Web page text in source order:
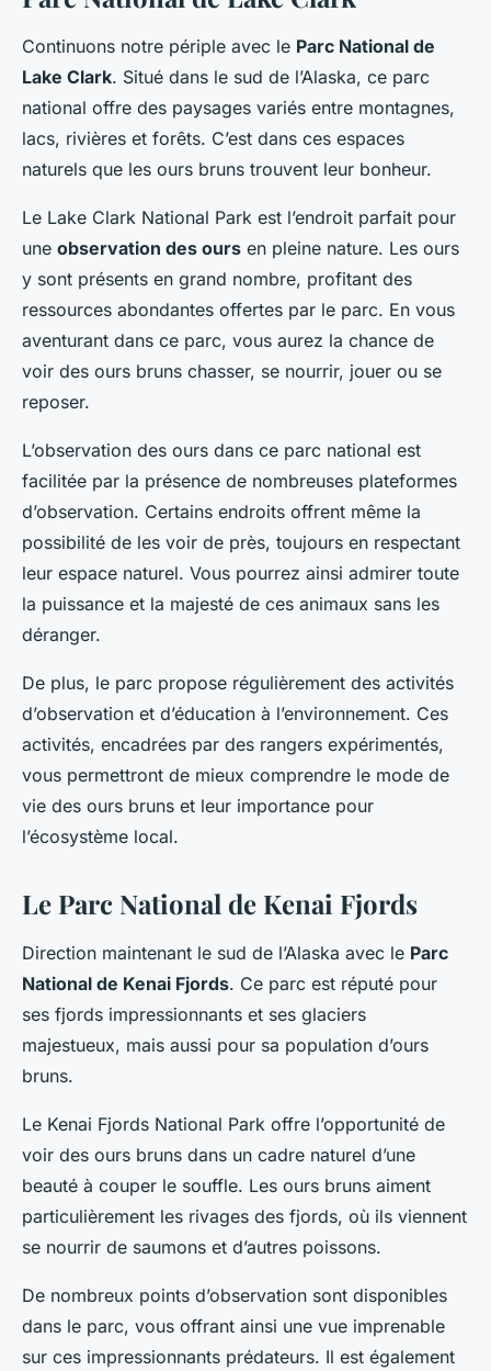
Continuons notre périple avec le Parc National de
Lake Clark. Situé dans le sud de l’Alaska, ce parc
national offre des paysages variés entre montagnes,
lacs, rivières et forêts. C’est dans ces espaces
naturels que les ours bruns trouvent leur bonheur.
Le Lake Clark National Park est l’endroit parfait pour
une observation des ours en pleine nature. Les ours
y sont présents en grand nombre, profitant des
ressources abondantes offertes par le parc. En vous
aventurant dans ce parc, vous aurez la chance de
voir des ours bruns chasser, se nourrir, jouer ou se
reposer.
L’observation des ours dans ce parc national est
facilitée par la présence de nombreuses plateformes
d’observation. Certains endroits offrent même la
possibilité de les voir de près, toujours en respectant
leur espace naturel. Vous pourrez ainsi admirer toute
la puissance et la majesté de ces animaux sans les
déranger.
De plus, le parc propose régulièrement des activités
d’observation et d’éducation à l’environnement. Ces
activités, encadrées par des rangers expérimentés,
vous permettront de mieux comprendre le mode de
vie des ours bruns et leur importance pour
l’écosystème local.
Le Parc National de Kenai Fjords
Direction maintenant le sud de l’Alaska avec le Parc
National de Kenai Fjords. Ce parc est réputé pour
ses fjords impressionnants et ses glaciers
majestueux, mais aussi pour sa population d’ours
bruns.
Le Kenai Fjords National Park offre l’opportunité de
voir des ours bruns dans un cadre naturel d’une
beauté à couper le souffle. Les ours bruns aiment
particulièrement les rivages des fjords, où ils viennent
se nourrir de saumons et d’autres poissons.
De nombreux points d’observation sont disponibles
dans le parc, vous offrant ainsi une vue imprenable
sur ces impressionnants prédateurs. Il est également